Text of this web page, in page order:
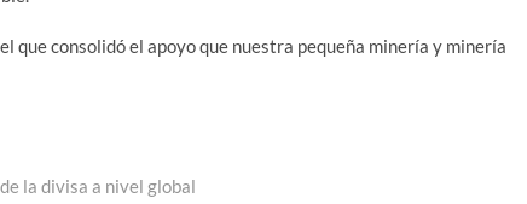
que consolidó el apoyo que nuestra pequeña minería y minería
la divisa a nivel global